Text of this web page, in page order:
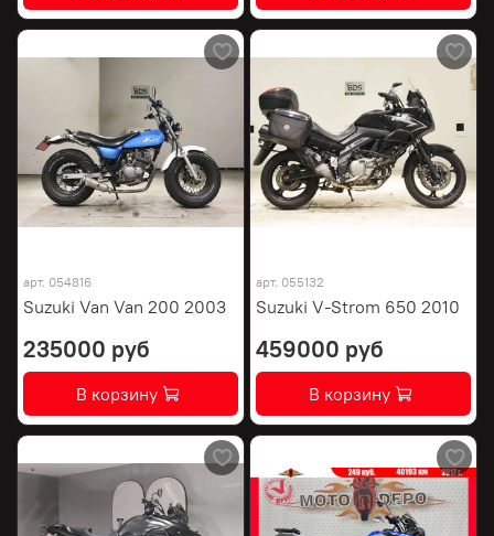
арт. 054816
Suzuki Van Van 200 2003
235000 руб
В корзину
арт. 055132
Suzuki V-Strom 650 2010
459000 руб
В корзину